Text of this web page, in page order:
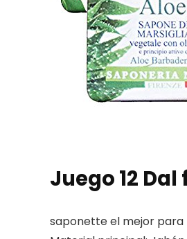
Juego 12
saponette el mejor para